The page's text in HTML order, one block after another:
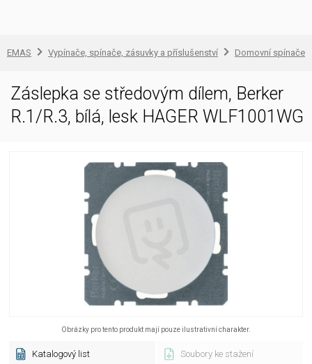
EMAS Vypínače, spínače, zásuvky a příslušenství Domovní spínače
Záslepka se středovým dílem, Berker
R.1/R.3, bílá, lesk HAGER WLF1001WG
Obrázky pro tento produkt mají pouze ilustrativní charakter.
Katalogový list Soubory ke stažení